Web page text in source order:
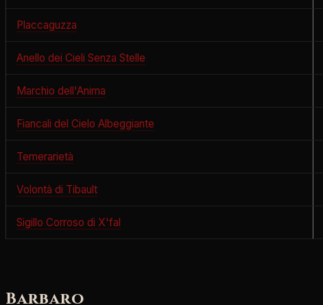
Placcaguzza
Anello dei Cieli Senza Stelle
Marchio dell'Anima
Fiancali del Cielo Albeggiante
Temerarietà
Volontà di Tibault
Sigillo Corroso di X'fal
Barbaro